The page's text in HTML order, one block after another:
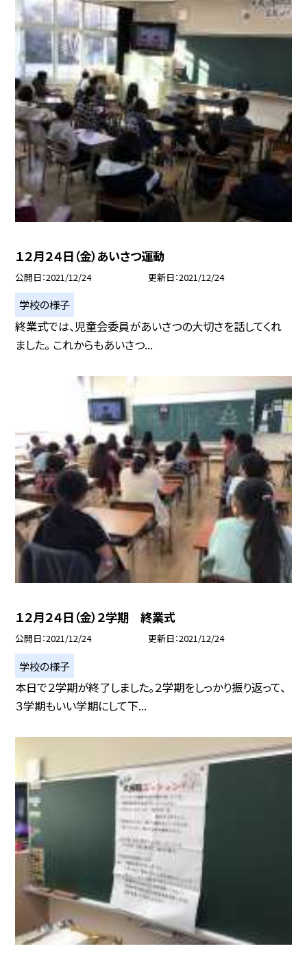
１２月２４日（金）あいさつ運動
公開日 2021/12/24 更新日 2021/12/24
学校の様子
終業式では、児童会委員があいさつの大切さを話してくれ
ました。 これからもあいさつ...
１２月２４日（金）２学期 終業式
公開日 2021/12/24 更新日 2021/12/24
学校の様子
本日で２学期が終了しました。２学期をしっかり振り返って、
３学期もいい学期にして下...